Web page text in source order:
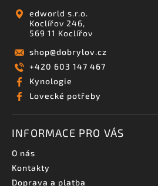
edworld s.r.o.
Koclířov 246,
569 11 Koclířov
shop@dobrylov.cz
+420 603 147 467
Kynologie
Lovecké potřeby
INFORMACE PRO VÁS
O nás
Kontakty
Doprava a platba